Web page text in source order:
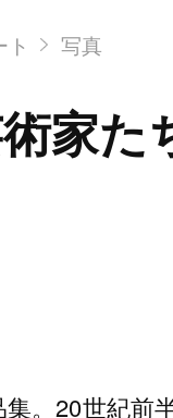
ト 写真
家た
。20世紀前